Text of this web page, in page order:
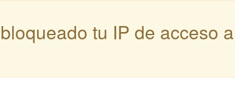
tu IP de acceso